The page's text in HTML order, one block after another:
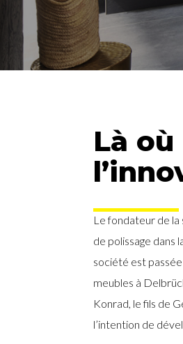
Là
Le fondateur de
de polissage dans
société est
meubles à
Konrad, le fils de
l’intention de